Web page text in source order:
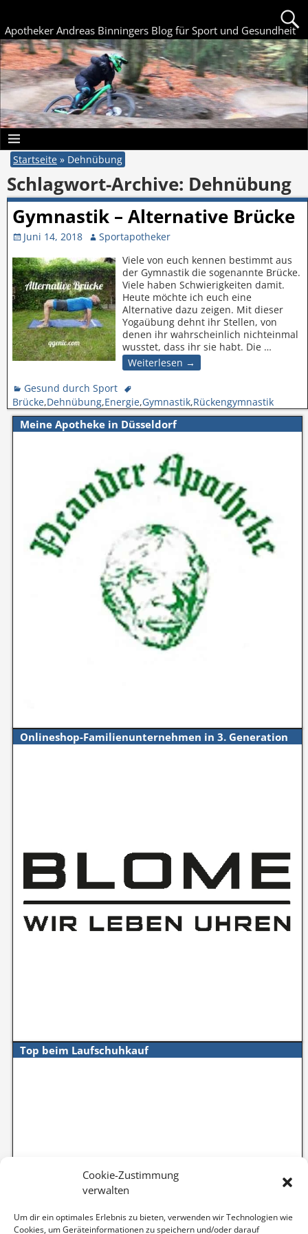
Cookie-Zustimmung
verwalten
Um dir ein optimales Erlebnis zu bieten, verwenden wir Technologien wie
Cookies, um Geräteinformationen zu speichern und/oder darauf
Apotheker Andreas Binningers Blog für Sport und Gesundheit
Startseite » Dehnübung
Schlagwort-Archive: Dehnübung
Gymnastik – Alternative Brücke
Juni 14, 2018
Sportapotheker
Viele von euch kennen bestimmt aus
der Gymnastik die sogenannte Brücke.
Viele haben Schwierigkeiten damit.
Heute möchte ich euch eine
Alternative dazu zeigen. Mit dieser
Yogaübung dehnt ihr Stellen, von
denen ihr wahrscheinlich nichteinmal
wusstet, dass ihr sie habt. Die …
Weiterlesen →
Gesund durch Sport
Brücke,Dehnübung,Energie,Gymnastik,Rückengymnastik
Meine Apotheke in Düsseldorf
Onlineshop-Familienunternehmen in 3. Generation
Top beim Laufschuhkauf